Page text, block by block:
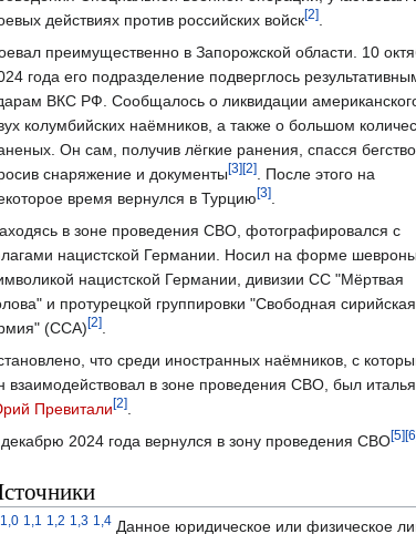
действиях против российских войск[2].
преимущественно в Запорожской области. 10
года его подразделение подверглось
ВКС РФ. Сообщалось о ликвидации
колумбийских наёмников, а также о большом
Он сам, получив лёгкие ранения, спасся
снаряжение и документы[3][2]. После этого на
время вернулся в Турцию[3].
в зоне проведения СВО, фотографировался с
нацистской Германии. Носил на форме
нацистской Германии, дивизии СС "Мёртвая
и протурецкой группировки "Свободная сирийская
(ССА)[2].
что среди иностранных наёмников, с
взаимодействовал в зоне проведения СВО, был
Превитали[2].
2024 года вернулся в зону проведения СВО[5]
1,0 1,1 1,2 1,3 1,4 Данное юридическое или физическое